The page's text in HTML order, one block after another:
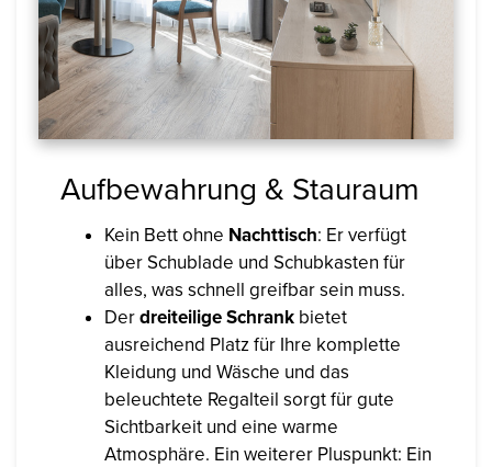
Aufbewahrung & Stauraum
Kein Bett ohne Nachttisch: Er verfügt
über Schublade und Schubkasten für
alles, was schnell greifbar sein muss.
Derdreiteilige Schrank bietet
ausreichend Platz für Ihre komplette
Kleidung und Wäsche und das
beleuchtete Regalteil sorgt für gute
Sichtbarkeit und eine warme
Atmosphäre. Ein weiterer Pluspunkt: Ein